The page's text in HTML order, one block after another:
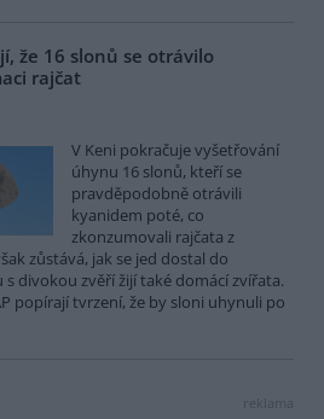
že 16 slonů se otrávilo
rajčat
V Keni pokračuje vyšetřování
úhynu 16 slonů, kteří se
pravděpodobně otrávili
kyanidem poté, co
zkonzumovali rajčata z
zůstává, jak se jed dostal do
divokou zvěří žijí také domácí zvířata.
popírají tvrzení, že by sloni uhynuli po
reklama